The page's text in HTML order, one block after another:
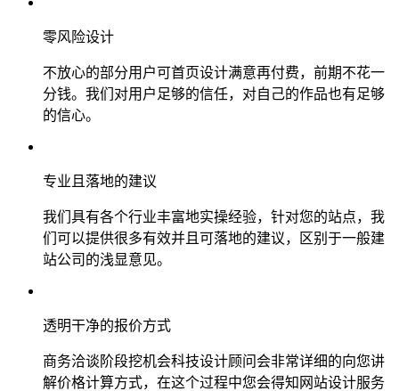
零风险设计
不放心的部分用户可首页设计满意再付费，前期不花一
分钱。我们对用户足够的信任，对自己的作品也有足够
的信心。
专业且落地的建议
我们具有各个行业丰富地实操经验，针对您的站点，我
们可以提供很多有效并且可落地的建议，区别于一般建
站公司的浅显意见。
透明干净的报价方式
商务洽谈阶段挖机会科技设计顾问会非常详细的向您讲
解价格计算方式，在这个过程中您会得知网站设计服务